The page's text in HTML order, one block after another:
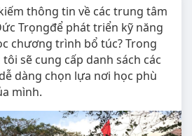
thông tin về các trung tâm
Trọngđể phát triển kỹ năng
chương trình bổ túc? Trong
sẽ cung cấp danh sách các
dàng chọn lựa nơi học phù
mình.